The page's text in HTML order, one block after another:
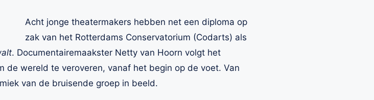
Acht jonge theatermakers hebben net een diploma op
zak van het Rotterdams Conservatorium (Codarts) als
. Documentairemaakster Netty van Hoorn volgt het
wereld te veroveren, vanaf het begin op de voet. Van
van de bruisende groep in beeld.